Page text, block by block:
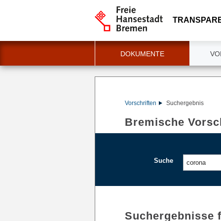
DOKUMENTE
Vorschriften Suchergebnis
Bremische
Suche
Suchergebnisse